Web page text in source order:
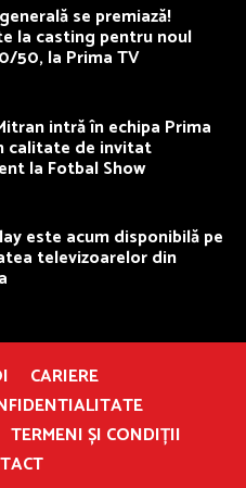
se premiază!
la casting pentru noul
50, la Prima TV
intră în echipa Prima
calitate de invitat
la Fotbal Show
este acum disponibilă pe
televizoarelor din
CARIERE
TERMENI ȘI CONDIȚII